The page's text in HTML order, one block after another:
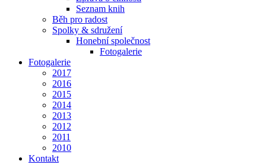
Seznam knih
Běh pro radost
Spolky & sdružení
Honební společnost
Fotogalerie
Fotogalerie
2017
2016
2015
2014
2013
2012
2011
2010
Kontakt